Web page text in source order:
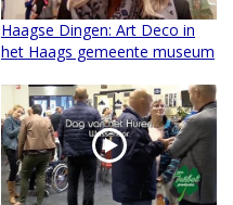
Haagse Dingen: Art Deco in
het Haags gemeente museum